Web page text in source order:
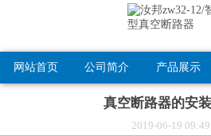
网站首页 公司简介 产品展示
真空断路器的安
2019-06-19